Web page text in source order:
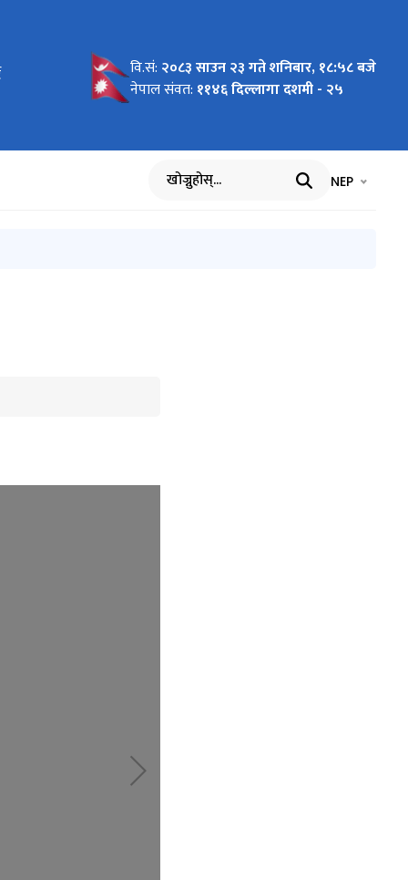
वि.सं: २०८३ साउन २३ गते शनिबार, १८:५८ बजे
नेपाल संवत: ११४६ दिल्लागा दशमी - २५
खोज्नुहोस् भाषा चयन
NEP